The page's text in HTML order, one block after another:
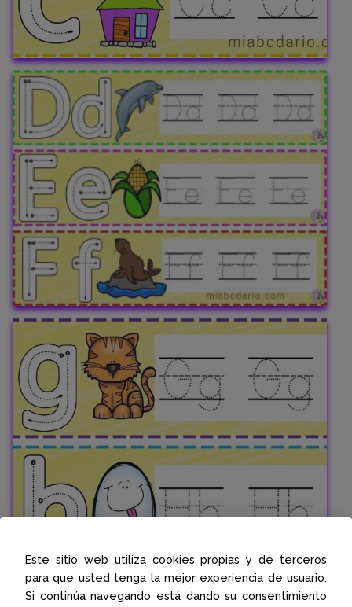
Este sitio web utiliza cookies propias y de terceros
para que usted tenga la mejor experiencia de usuario.
Si continúa navegando está dando su consentimiento